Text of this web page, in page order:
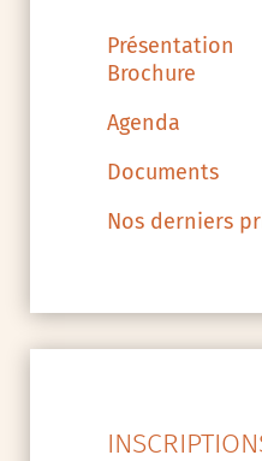
Présentation
Brochure
Agenda
Documents
Nos derniers